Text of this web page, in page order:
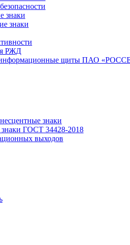
знаки
знаки
РЖД
информационные щиты ПАО
знаки
ГОСТ 34428-2018
выходов